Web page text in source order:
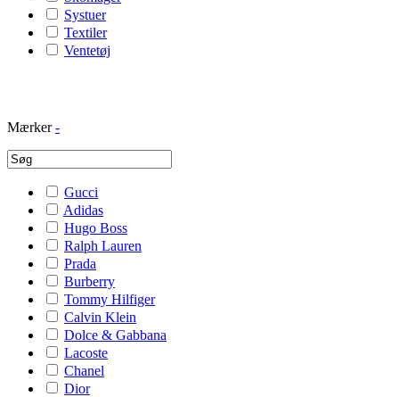
Systuer
Textiler
Ventetøj
Mærker -
Gucci
Adidas
Hugo Boss
Ralph Lauren
Prada
Burberry
Tommy Hilfiger
Calvin Klein
Dolce & Gabbana
Lacoste
Chanel
Dior